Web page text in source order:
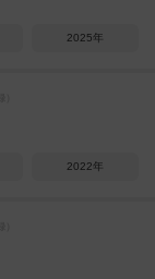
2025年
2022年